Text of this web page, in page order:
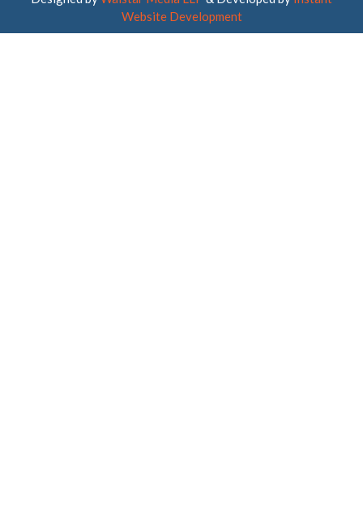
Website Development